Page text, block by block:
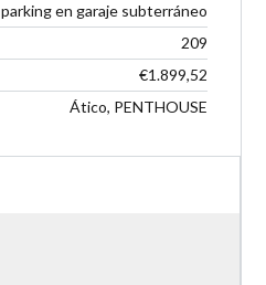
parking en garaje subterráneo
209
€1.899,52
Ático, PENTHOUSE